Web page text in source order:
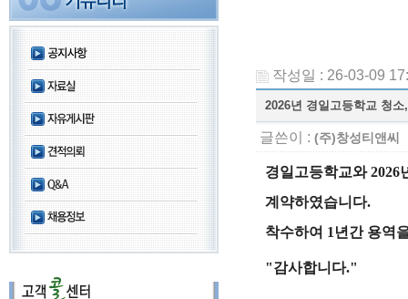
작성일 : 26-03-09
2026년 경일고등학교 청
글쓴이 : (주)창성티앤씨
경일고등학교와 2026
계약하였습니다.
착수하여 1년간 용역
"감사합니다."